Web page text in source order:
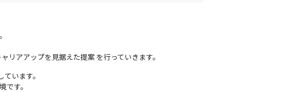
アアップを見据えた提案 を行っていきます。
います。
す。